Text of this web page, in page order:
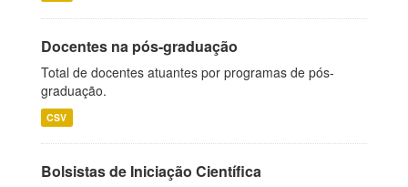
Docentes na pós-graduação
Total de docentes atuantes por programas de pós-
graduação.
CSV
Bolsistas de Iniciação Científica